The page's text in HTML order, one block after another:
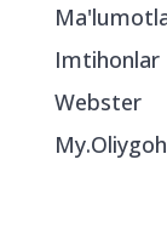
Imtihonlar
Webster